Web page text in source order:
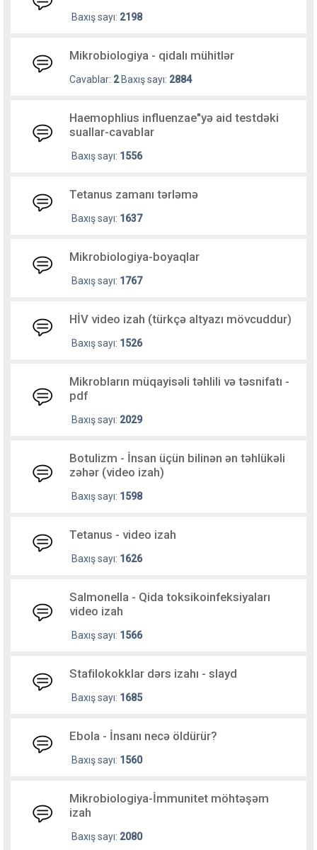
Baxış sayı: 2198
Mikrobiologiya - qidalı mühitlər
Cavablar: 2Baxış sayı: 2884
Haemophlius influenzae"yə aid testdəki
suallar-cavablar
Baxış sayı: 1556
Tetanus zamanı tərləmə
Baxış sayı: 1637
Mikrobiologiya-boyaqlar
Baxış sayı: 1767
HİV video izah (türkçə altyazı mövcuddur)
Baxış sayı: 1526
Mikrobların müqayisəli təhlili və təsnifatı -
pdf
Baxış sayı: 2029
Botulizm - İnsan üçün bilinən ən təhlükəli
zəhər (video izah)
Baxış sayı: 1598
Tetanus - video izah
Baxış sayı: 1626
Salmonella - Qida toksikoinfeksiyaları
video izah
Baxış sayı: 1566
Stafilokokklar dərs izahı - slayd
Baxış sayı: 1685
Ebola - İnsanı necə öldürür?
Baxış sayı: 1560
Mikrobiologiya-İmmunitet möhtəşəm
izah
Baxış sayı: 2080